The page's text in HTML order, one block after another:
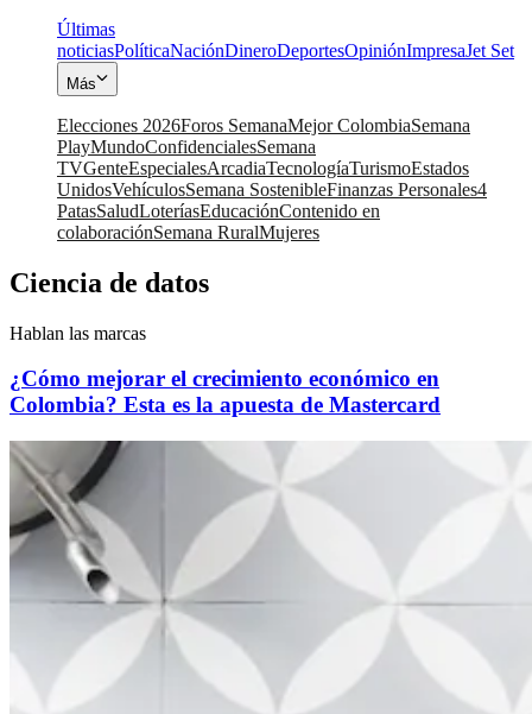
Últimas
noticiasPolíticaNaciónDineroDeportesOpiniónImpresaJet Set
Más
Elecciones 2026Foros SemanaMejor ColombiaSemana
PlayMundoConfidencialesSemana
TVGenteEspecialesArcadiaTecnologíaTurismoEstados
UnidosVehículosSemana SostenibleFinanzas Personales4
PatasSaludLoteríasEducaciónContenido en
colaboraciónSemana RuralMujeres
Ciencia de datos
Hablan las marcas
¿Cómo mejorar el crecimiento económico en
Colombia? Esta es la apuesta de Mastercard